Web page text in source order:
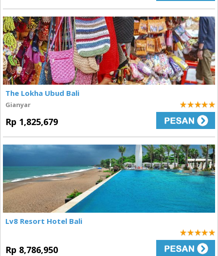
The Lokha Ubud Bali
Gianyar
Rp 1,825,679
5
Lv8 Resort Hotel Bali
Rp 8,786,950
5